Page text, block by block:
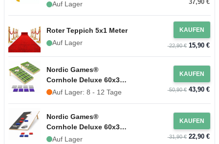
Auf Lager
37,90 €
Roter Teppich 5x1 Meter
Auf Lager
KAUFEN
22,90 €15,90 €
Nordic Games®
Cornhole Deluxe 60x30
cmAuf Lager: 8 - 12 Tage
KAUFEN
50,90 €43,90 €
Nordic Games®
Cornhole Deluxe 60x30
cmAuf Lager
KAUFEN
31,90 €22,90 €